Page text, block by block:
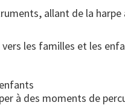
allant de la harpe
les familles et les
à des moments de